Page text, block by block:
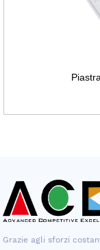
Grazie agli sforzi